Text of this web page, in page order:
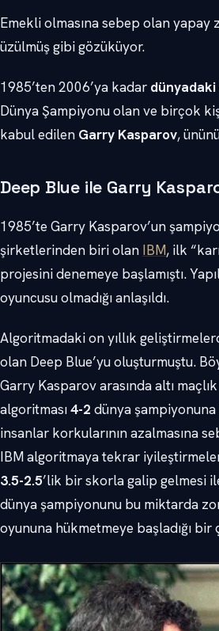
Emekli olmasına sebep olan yapay
üzülmüş gibi gözüküyor.
1985’ten 2006’ya kadar dünyadaki
Dünya Şampiyonu olan ve birçok
kabul edilen Garry Kasparov,
Deep Blue ile Garry
1985’te Garry Kasparov’un
şirketlerinden biri olan IBM, ilk
projesini denemeye başlamıştı.
oyuncusu olmadığı anlaşıldı.
Algoritmadaki on yıllık
olan Deep Blue’yu oluşturmuştu.
Garry Kasparov arasında altı
algoritması4-2 dünya
insanlar korkularının azalmasına
IBM algoritmaya tekrar
3.5-2.5’lik bir skorla galip gelmesi
dünya şampiyonunu bu miktarda
oyununa hükmetmeye başladığı